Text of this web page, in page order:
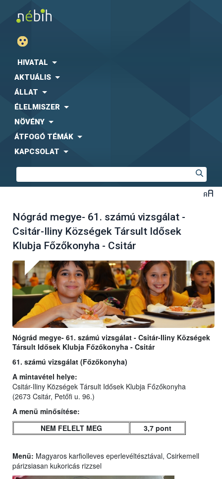
HIVATAL
AKTUÁLIS
ÁLLAT
ÉLELMISZER
NÖVÉNY
ÁTFOGÓ TÉMÁK
KAPCSOLAT
Nógrád megye- 61. számú vizsgálat -
Csitár-Iliny Községek Társult Idősek
Klubja Főzőkonyha - Csitár
Nógrád megye- 61. számú vizsgálat - Csitár-Iliny Községek
Társult Idősek Klubja Főzőkonyha - Csitár
61. számú vizsgálat (Főzőkonyha)
A mintavétel helye:
Csitár-Iliny Községek Társult Idősek Klubja Főzőkonyha
(2673 Csitár, Petőfi u. 96.)
A menü minősítése:
NEM FELELT MEG
3,7 pont
Menü: Magyaros karfiolleves eperlevéltésztával, Csirkemell
párizsiasan kukoricás rizzsel